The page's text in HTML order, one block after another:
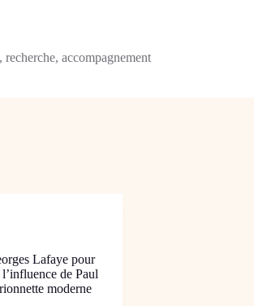
accompagnement
Lafaye pour
de Paul
moderne